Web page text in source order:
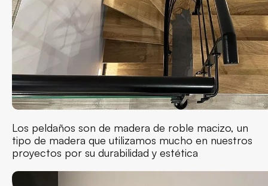
Los peldaños son de madera de roble macizo, un
tipo de madera que utilizamos mucho en nuestros
proyectos por su durabilidad y estética